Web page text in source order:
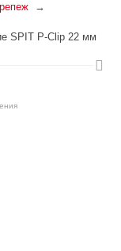
SPIT P-Clip 22 мм